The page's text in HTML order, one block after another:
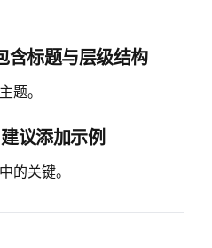
含标题与层级结构
题。
议添加示例
的关键。